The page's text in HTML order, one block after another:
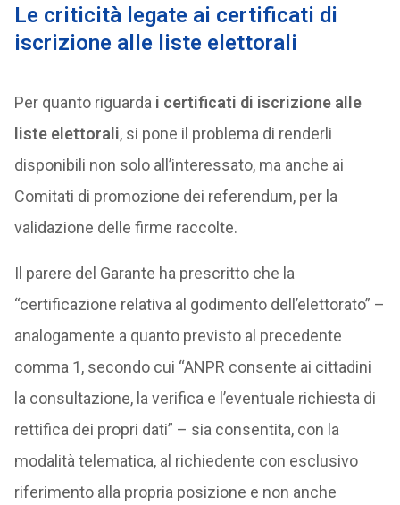
Le criticità legate ai certificati di
iscrizione alle liste elettorali
Per quanto riguarda i certificati di iscrizione alle
liste elettorali, si pone il problema di renderli
disponibili non solo all’interessato, ma anche ai
Comitati di promozione dei referendum, per la
validazione delle firme raccolte.
Il parere del Garante ha prescritto che la
“certificazione relativa al godimento dell’elettorato” –
analogamente a quanto previsto al precedente
comma 1, secondo cui “ANPR consente ai cittadini
la consultazione, la verifica e l’eventuale richiesta di
rettifica dei propri dati” – sia consentita, con la
modalità telematica, al richiedente con esclusivo
riferimento alla propria posizione e non anche